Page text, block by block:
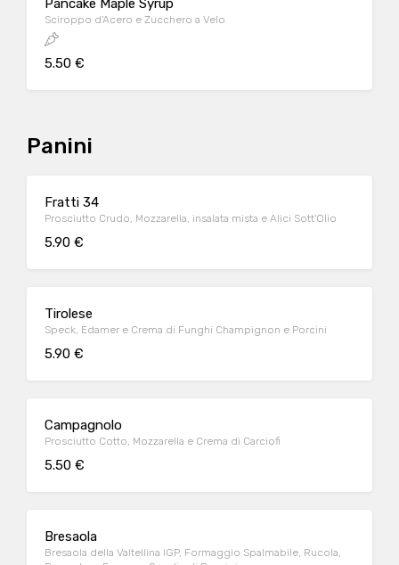
Pancake Maple Syrup
Sciroppo d'Acero e Zucchero a Velo
5.50 €
Panini
Fratti 34
Prosciutto Crudo, Mozzarella, insalata mista e Alici Sott'Olio
5.90 €
Tirolese
Speck, Edamer e Crema di Funghi Champignon e Porcini
5.90 €
Campagnolo
Prosciutto Cotto, Mozzarella e Crema di Carciofi
5.50 €
Bresaola
Bresaola della Valtellina IGP, Formaggio Spalmabile, Rucola,